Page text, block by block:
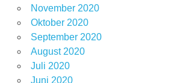
November 2020
Oktober 2020
September 2020
August 2020
Juli 2020
Juni 2020